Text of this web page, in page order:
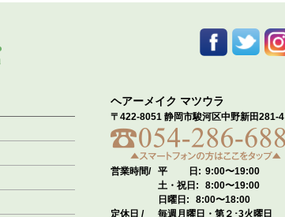
ヘアーメイク マツウラ
〒422-8051 静岡市駿河区中野新田281-4
営業時間/ 平 日: 9:00〜19:00
土・祝日:
8:00〜19:00
日曜日:
8:00〜18:00
定休日 /
毎週月曜日・第２･3火曜日